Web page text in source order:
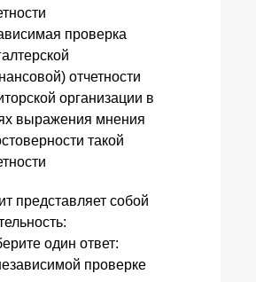
проверка
отчетности
организации в
выражения мнения
такой
представляет собой
один ответ:
проверке